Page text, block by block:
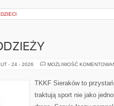
- 24 - 2026 MOŻLIWOŚĆ
TKKF Sieraków to
traktują sport nie jako